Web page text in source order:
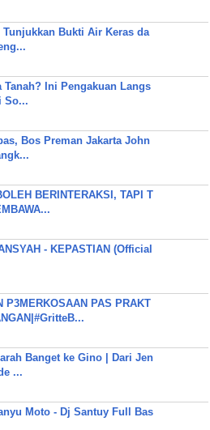
Tunjukkan Bukti Air Keras da
Tanah? Ini Pengakuan Langs
So...
Bos Preman Jakarta John
BERINTERAKSI, TAPI T
- KEPASTIAN (Official
P3MERKOSAAN PAS PRAKT
Banget ke Gino | Dari Jen
...
Moto - Dj Santuy Full Bas